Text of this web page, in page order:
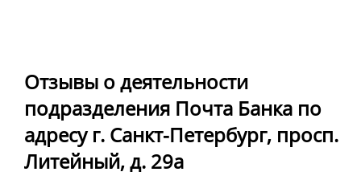
Отзывы о деятельности
подразделения Почта Банка по
адресу г. Санкт-Петербург, просп.
Литейный, д. 29а